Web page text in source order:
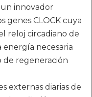
innovador
genes CLOCK cuya
reloj circadiano de
energía necesaria
de regeneración
externas diarias de